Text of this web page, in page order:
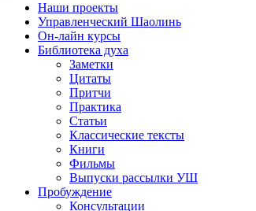
Наши проекты
Управленческий Шаолинь
Он-лайн курсы
Библиотека духа
Заметки
Цитаты
Притчи
Практика
Статьи
Классические тексты
Книги
Фильмы
Выпуски рассылки УШ
Пробуждение
Консультации